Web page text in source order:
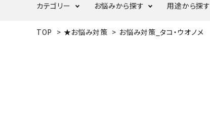
カテゴリー お悩みから探す 用途から探す
TOP > ★お悩み対策 > お悩み対策_タコ・ウオノメ